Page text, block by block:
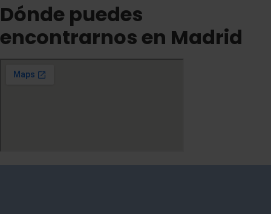
Dónde puedes
encontrarnos en Madrid